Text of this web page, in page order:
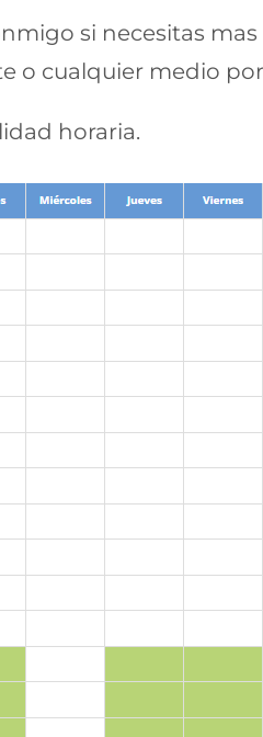
si necesitas
o cualquier medio
horaria.